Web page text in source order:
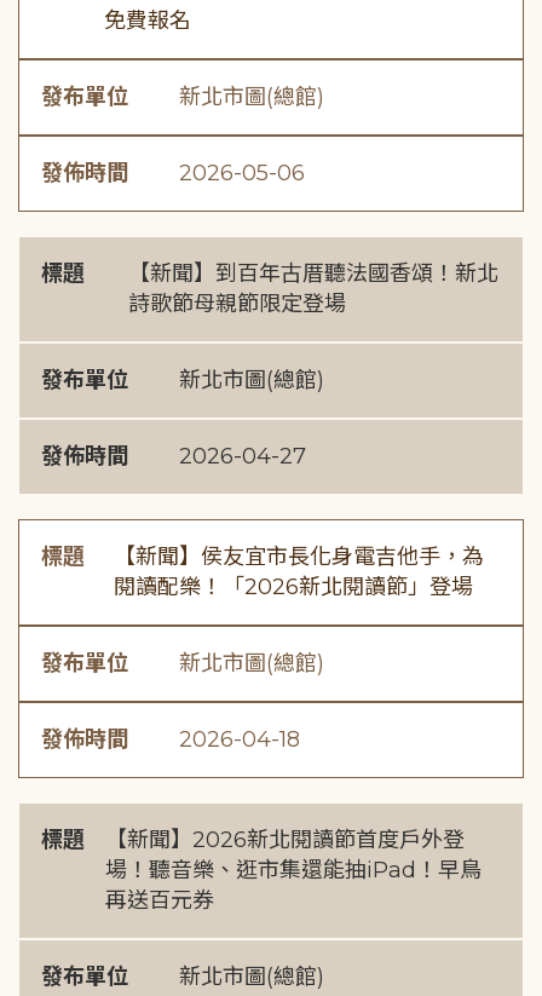
免費報名
發布單位 新北市圖(總館)
發佈時間 2026-05-06
標題
【新聞】到百年古厝聽法國香頌！新北
詩歌節母親節限定登場
發布單位 新北市圖(總館)
發佈時間 2026-04-27
標題
【新聞】侯友宜市長化身電吉他手，為
閱讀配樂！「2026新北閱讀節」登場
發布單位 新北市圖(總館)
發佈時間 2026-04-18
標題
【新聞】2026新北閱讀節首度戶外登
場！聽音樂、逛市集還能抽iPad！早鳥
再送百元券
發布單位 新北市圖(總館)